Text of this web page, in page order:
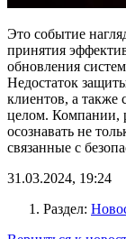
Это событие
принятия
обновления
Недостаток
клиентов, а также
целом. Компании,
осознавать не
связанные с
31.03.2024, 19:24
Раздел: